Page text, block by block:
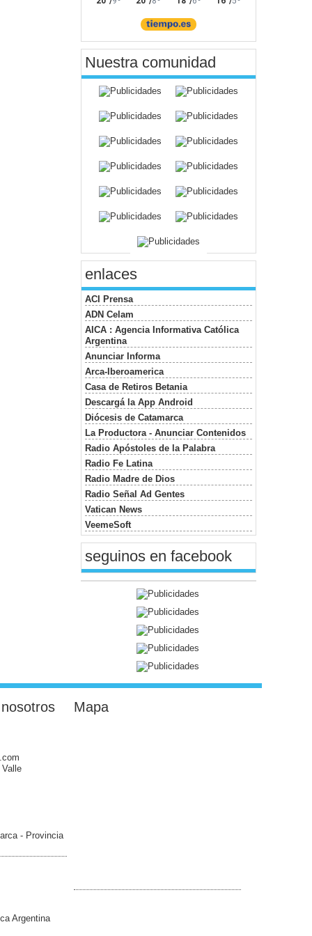
Nuestra comunidad
enlaces
ACI Prensa
ADN Celam
AICA : Agencia Informativa Católica
Argentina
Anunciar Informa
Arca-Iberoamerica
Casa de Retiros Betania
Descargá la App Android
Diócesis de Catamarca
La Productora - Anunciar Contenidos
Radio Apóstoles de la Palabra
Radio Fe Latina
Radio Madre de Dios
Radio Señal Ad Gentes
Vatican News
VeemeSoft
seguinos en facebook
- Provincia
Argentina
Mapa